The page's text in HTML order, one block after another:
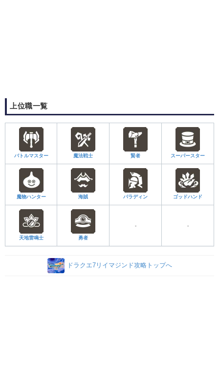
上位職一覧
バトルマスター 魔法戦士 賢者 スーパースター
魔物ハンター 海賊 パラディン ゴッドハンド
天地雷鳴士 勇者
- -
ドラクエ7リイマジンド攻略トップへ